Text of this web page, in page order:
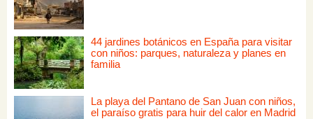
44 jardines botánicos en España para visitar
con niños: parques, naturaleza y planes en
familia
La playa del Pantano de San Juan con niños,
el paraíso gratis para huir del calor en Madrid